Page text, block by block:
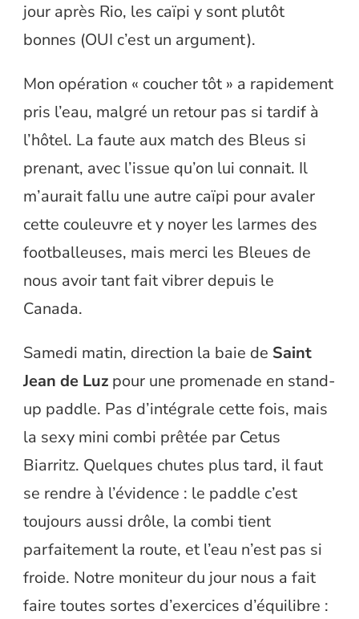
jour après Rio, les caïpi y sont plutôt
bonnes (OUI c’est un argument).
Mon opération « coucher tôt » a rapidement
pris l’eau, malgré un retour pas si tardif à
l’hôtel. La faute aux match des Bleus si
prenant, avec l’issue qu’on lui connait. Il
m’aurait fallu une autre caïpi pour avaler
cette couleuvre et y noyer les larmes des
footballeuses, mais merci les Bleues de
nous avoir tant fait vibrer depuis le
Canada.
Samedi matin, direction la baie de Saint
Jean de Luz pour une promenade en stand-
up paddle. Pas d’intégrale cette fois, mais
la sexy mini combi prêtée par Cetus
Biarritz. Quelques chutes plus tard, il faut
se rendre à l’évidence : le paddle c’est
toujours aussi drôle, la combi tient
parfaitement la route, et l’eau n’est pas si
froide. Notre moniteur du jour nous a fait
faire toutes sortes d’exercices d’équilibre :